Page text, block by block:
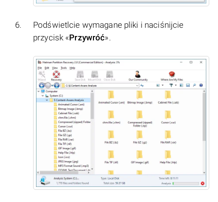
Podświetlcie wymagane pliki i naciśnijcie
przycisk «Przywróć».